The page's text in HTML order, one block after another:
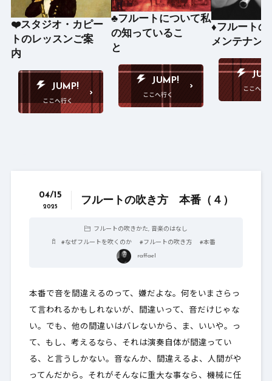
❤️スタジオ・カピー
トのレッスンご案
内
JUMP!
♣️フルートについて私
の知っているこ
と
JUMP!
♦️フルートの
メンテナン
04/15
2025
フルートの吹き方 本番（４）
フルートの吹きかた, 音楽のはなし
#なぜフルートを吹くのか #フルートの吹き方 #本番
raffael
本番で音を間違えるのって、嫌だよな。何をいまさらっ
て言われるかもしれないが、間違いって、音だけじゃな
い。でも、他の間違いはバレないから、ま、いいや。っ
て、もし、考えるなら、それは演奏自体が間違ってい
る、と言うしかない。音なんか、間違えるよ、人間がや
ってんだから。それがそんなに重大な事なら、機械に任